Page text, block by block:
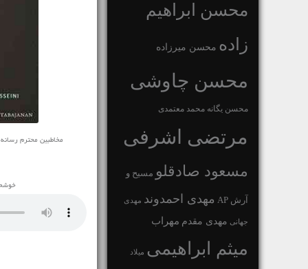
محسن ابراهیم
زاده محسن میرزاده
محسن چاوشی
محسن یگانه محمد معتمدی
مرتضی اشرفی
مسعود صادقلو مسیح و
آرش AP مهدی احمدوند مهدی
جهانی مهدی مقدم مهراب
میثم ابراهیمی میلاد
مخاطبین محترم رسانه ی